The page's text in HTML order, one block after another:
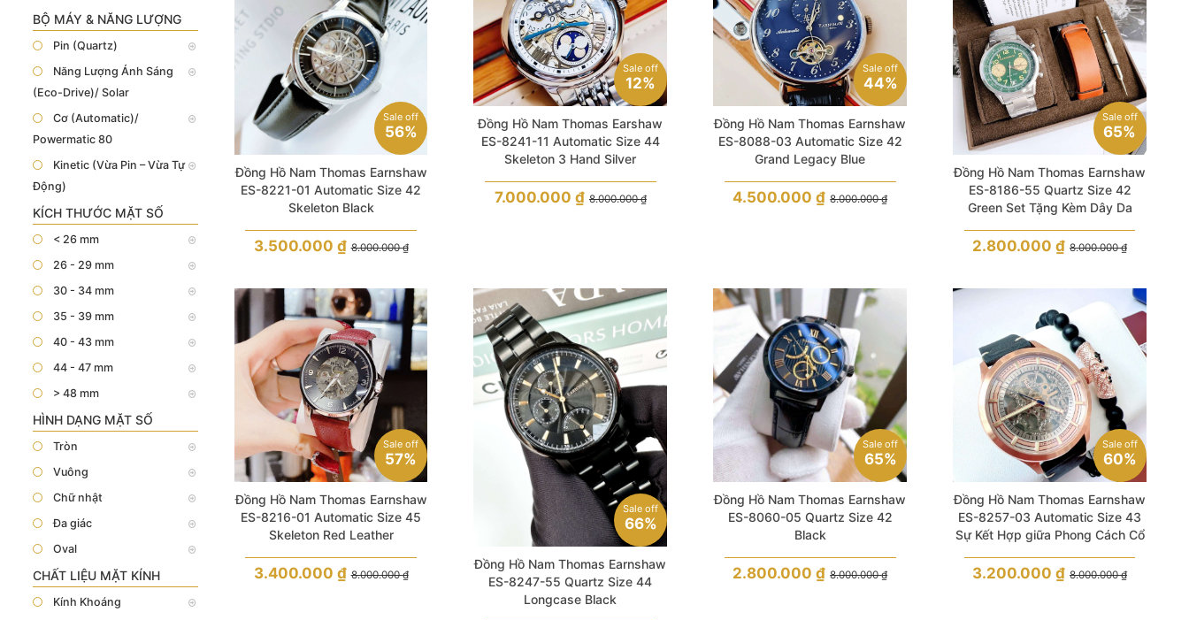
BỘ MÁY & NĂNG LƯỢNG
Pin (Quartz)
Năng Lượng Ánh Sáng
(Eco-Drive)/ Solar
Cơ (Automatic)/
Powermatic 80
Kinetic (Vừa Pin – Vừa Tự
Động)
KÍCH THƯỚC MẶT SỐ
< 26 mm
26 - 29 mm
30 - 34 mm
35 - 39 mm
40 - 43 mm
44 - 47 mm
> 48 mm
HÌNH DẠNG MẶT SỐ
Tròn
Vuông
Chữ nhật
Đa giác
Oval
CHẤT LIỆU MẶT KÍNH
Kính Khoáng
Sale off
56%
Đồng Hồ Nam Thomas Earnshaw
ES-8221-01 Automatic Size 42
Skeleton Black
8.000.000₫
3.500.000 ₫
Sale off
12%
Đồng Hồ Nam Thomas Earshaw
ES-8241-11 Automatic Size 44
Skeleton 3 Hand Silver
8.000.000₫
7.000.000 ₫
Sale off
44%
Đồng Hồ Nam Thomas Earnshaw
ES-8088-03 Automatic Size 42
Grand Legacy Blue
8.000.000₫
4.500.000₫
Sale off
65%
Đồng Hồ Nam Thomas Earnshaw
ES-8186-55 Quartz Size 42
Green Set Tặng Kèm Dây Da
8.000.000₫
2.800.000₫
Sale off
57%
Đồng Hồ Nam Thomas Earnshaw
ES-8216-01 Automatic Size 45
Skeleton Red Leather
8.000.000₫
3.400.000 ₫
Sale off
66%
Đồng Hồ Nam Thomas Earnshaw
ES-8247-55 Quartz Size 44
Longcase Black
Sale off
65%
Đồng Hồ Nam Thomas Earnshaw
ES-8060-05 Quartz Size 42
Black
8.000.000₫
2.800.000₫
Sale off
60%
Đồng Hồ Nam Thomas Earnshaw
ES-8257-03 Automatic Size 43
Sự Kết Hợp giữa Phong Cách Cổ
8.000.000₫
3.200.000₫